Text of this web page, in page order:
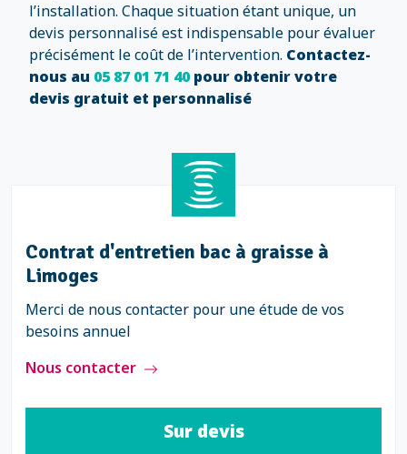
l’installation. Chaque situation étant unique, un
devis personnalisé est indispensable pour évaluer
précisément le coût de l’intervention. Contactez-
nous au 05 87 01 71 40pour obtenir votre
devis gratuit et personnalisé
Contrat d'entretien bac à graisse à
Limoges
Merci de nous contacter pour une étude de vos
besoins annuel
Nous contacter
Sur devis